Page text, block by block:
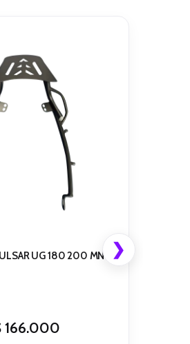
UG 180 200 MN
166.000
❯